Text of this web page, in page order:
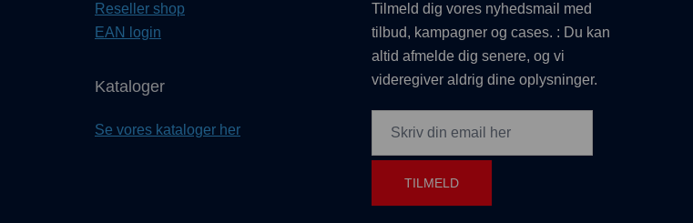
Reseller shop
EAN login
Kataloger
Se vores kataloger her
Tilmeld dig vores nyhedsmail med
tilbud, kampagner og cases. : Du kan
altid afmelde dig senere, og vi
videregiver aldrig dine oplysninger.
TILMELD